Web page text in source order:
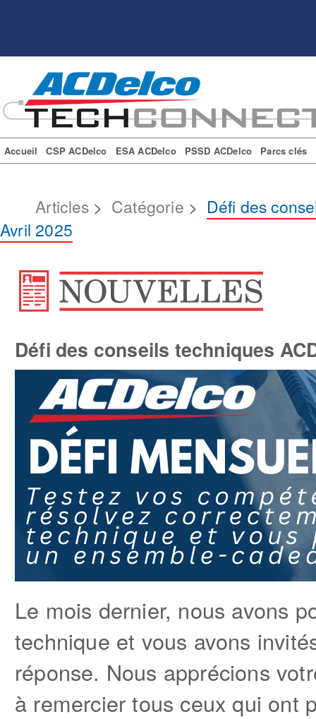
Accueil CSP ACDelco ESA ACDelco PSSD ACDelco Parcs clés
Articles > Catégorie > Défi des
Avril 2025
Défi des conseils techniques
Le mois dernier, nous avons
technique et vous avons
réponse. Nous apprécions
à remercier tous ceux qui ont